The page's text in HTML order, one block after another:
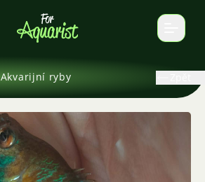
Akvarijní ryby